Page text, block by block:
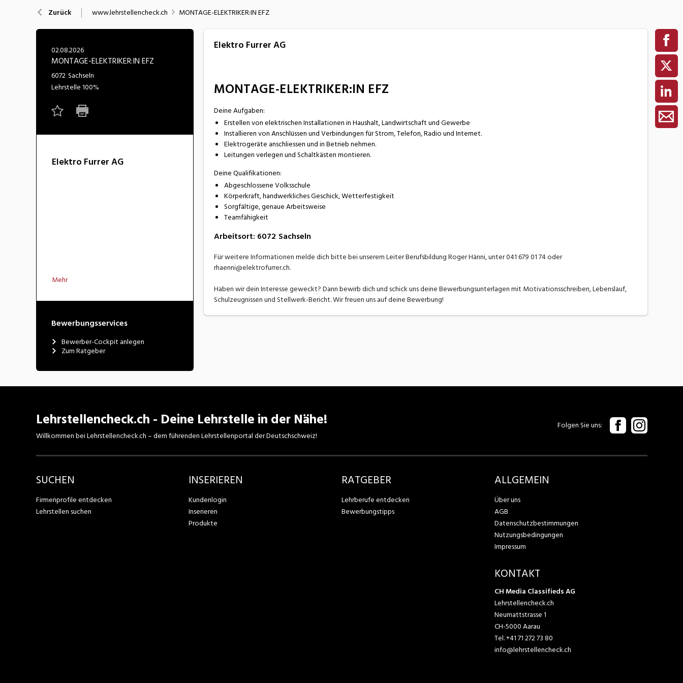
Nahrung
Wirtschaft/Verwaltung
Zurück www.lehrstellencheck.ch MONTAGE-ELEKTRIKER:IN EFZ
02.08.2026
MONTAGE-ELEKTRIKER:IN EFZ
6072 Sachseln
Lehrstelle100%
Elektro Furrer AG
Mehr
Bewerbungsservices
Bewerber-Cockpit anlegen
Zum Ratgeber
Elektro Furrer AG
MONTAGE-ELEKTRIKER:IN EFZ
Deine Aufgaben:
Erstellen von elektrischen Installationen in Haushalt, Landwirtschaft und Gewerbe
​Installieren von Anschlüssen und Verbindungen für Strom, Telefon, Radio und Internet.
Elektrogeräte anschliessen und in Betrieb nehmen.
Leitungen verlegen und Schaltkästen montieren.
Deine Qualifikationen:
Abgeschlossene Volksschule
Körperkraft, handwerkliches Geschick, Wetterfestigkeit
Sorgfältige, genaue Arbeitsweise
Teamfähigkeit
Arbeitsort: 6072 Sachseln
Für weitere Informationen melde dich bitte bei unserem Leiter Berufsbildung Roger Hänni, unter 041 679 01 74 oder
rhaenni@elektrofurrer.ch.
Haben wir dein Interesse geweckt? Dann bewirb dich und schick uns deine Bewerbungsunterlagen mit Motivationsschreiben, Lebenslauf,
Schulzeugnissen und Stellwerk-Bericht. Wir freuen uns auf deine Bewerbung!
Lehrstellencheck.ch - Deine Lehrstelle in der Nähe!
Willkommen bei Lehrstellencheck.ch – dem führenden Lehrstellenportal der Deutschschweiz!
Folgen Sie uns
SUCHEN
Firmenprofile entdecken
Lehrstellen suchen
INSERIEREN
Kundenlogin
Inserieren
Produkte
RATGEBER
Lehrberufe entdecken
Bewerbungstipps
ALLGEMEIN
Über uns
AGB
Datenschutzbestimmungen
Nutzungsbedingungen
Impressum
KONTAKT
CH Media Classifieds AG
Lehrstellencheck.ch
Neumattstrasse 1
CH-5000 Aarau
Tel.+41 71 272 73 80
info@lehrstellencheck.ch